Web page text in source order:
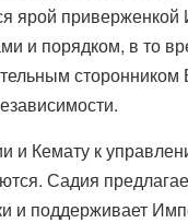
ярой
и порядком, в то
сторонником
и Кемату к
Садия
и поддерживает